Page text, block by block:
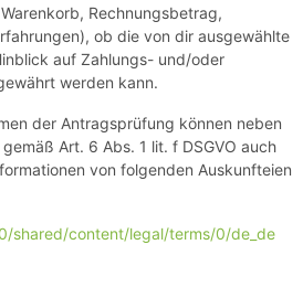
Rechnungsbetrag,
ob die von dir ausgewählte
auf Zahlungs- und/oder
werden kann.
der Antragsprüfung können neben
Art. 6 Abs. 1 lit. f DSGVO auch
von folgenden Auskunfteien
/shared/content/legal/terms/0/de_de